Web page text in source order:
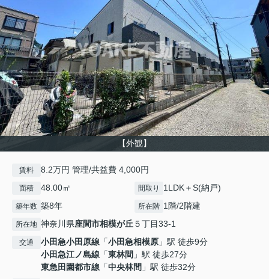
【外観】
賃料 8.2万円 管理/共益費 4,000円
面積 48.00㎡ 間取り 1LDK＋S(納戸)
築年数 築8年 所在階 1階/2階建
所在地 神奈川県座間市相模が丘５丁目33-1
交通 小田急小田原線 「小田急相模原 」駅 徒歩9分
小田急江ノ島線 「東林間 」駅 徒歩27分
東急田園都市線 「中央林間 」駅 徒歩32分